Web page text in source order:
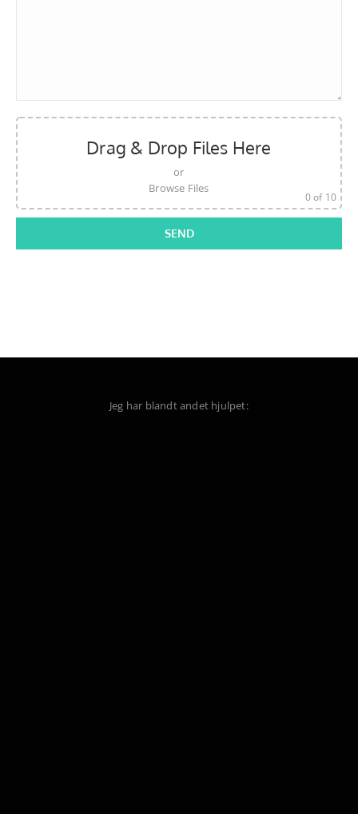
Drag & Drop Files Here
or
Browse Files
0of 10
Jeg har blandt andet hjulpet: